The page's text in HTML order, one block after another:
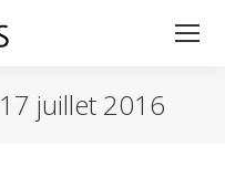
17 juillet 2016